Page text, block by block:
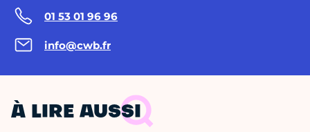
01 53 01 96 96
info@cwb.fr
À LIRE AUSSI